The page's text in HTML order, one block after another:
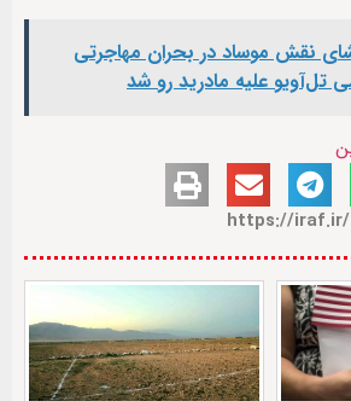
نقش موساد در بحران مهاجرتی
تل‌آویو علیه مادرید رو شد